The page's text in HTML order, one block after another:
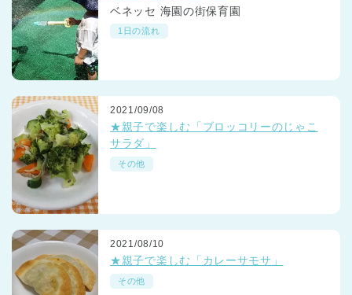
ベネッセ 海園の街保育園
1日の流れ
2021/09/08
★親子で楽しむ「ブロッコリーのじゃこ
サラダ」
その他
2021/08/10
★親子で楽しむ「カレーサモサ」
その他